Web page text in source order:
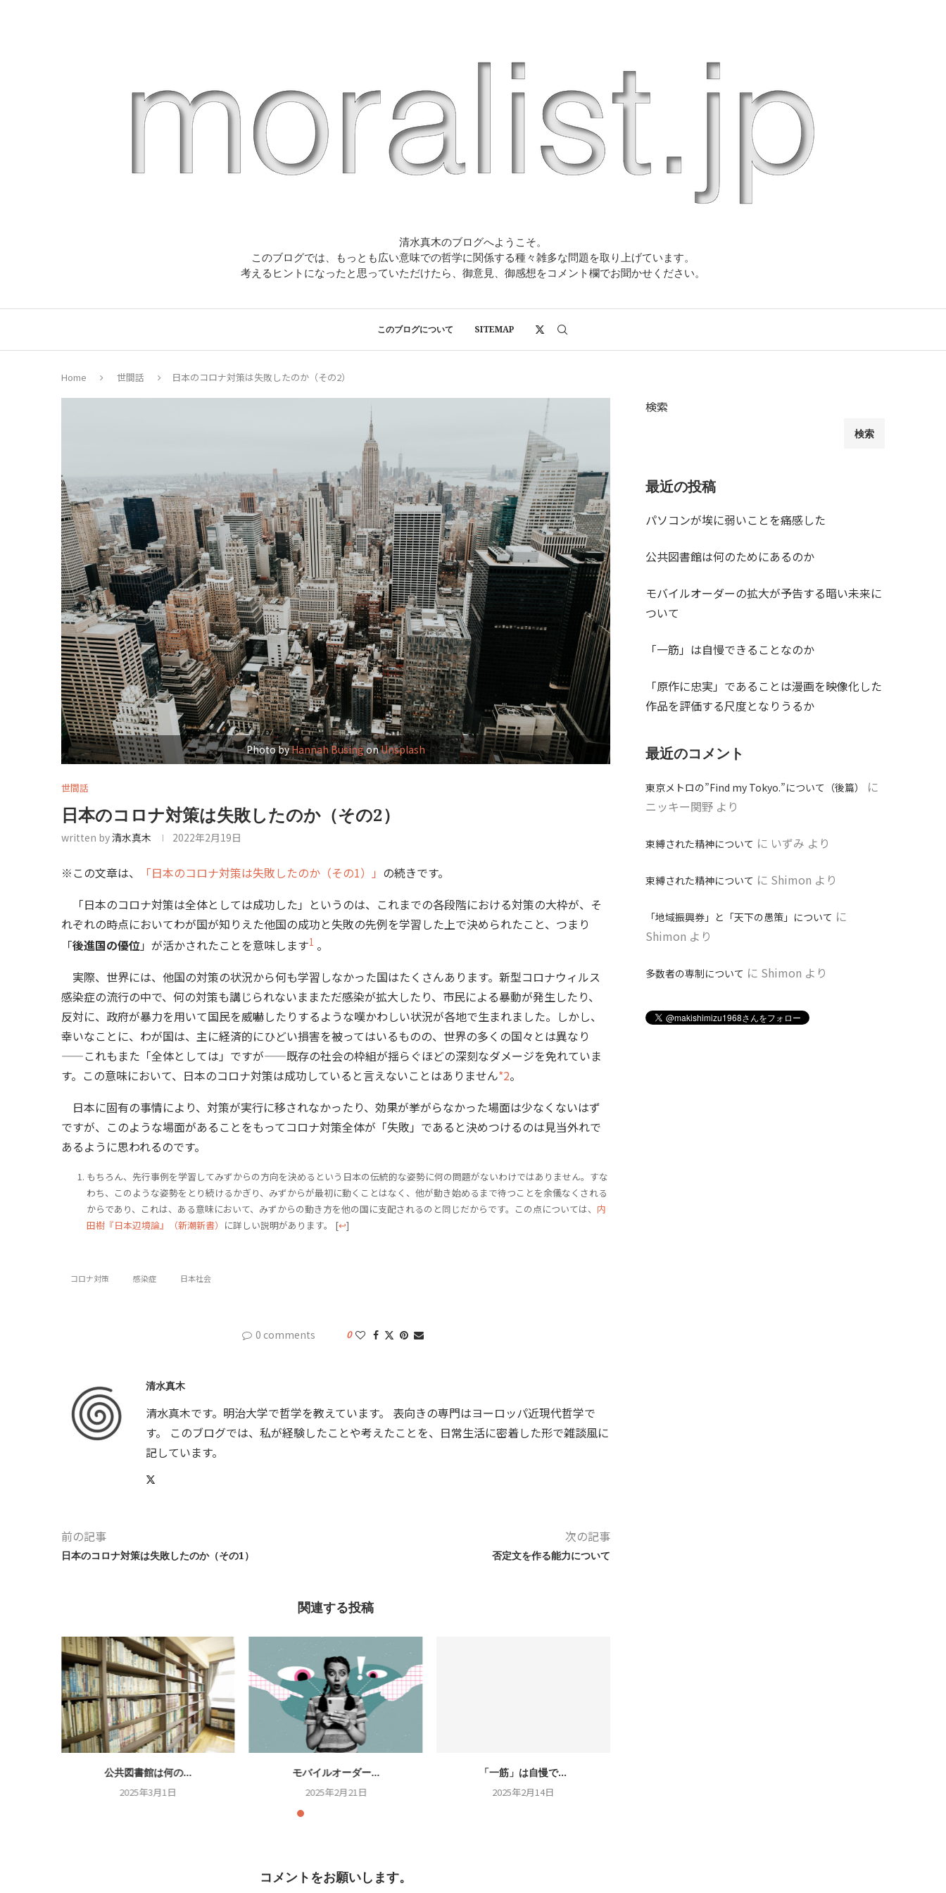
清水真木のブログへようこそ。
このブログでは、もっとも広い意味での哲学に関係する種々雑多な問題を取り上げています。
考えるヒントになったと思っていただけたら、御意見、御感想をコメント欄でお聞かせください。
このブログについて SITEMAP
Home 世間話 日本のコロナ対策は失敗したのか（その2）
Photo byHannah BusingonUnsplash
世間話
日本のコロナ対策は失敗したのか（その2）
written by清水真木 2022年2月19日
※この文章は、 「日本のコロナ対策は失敗したのか（その1）」 の続きです。
「日本のコロナ対策は全体としては成功した」というのは、これまでの各段階における対策の大枠が、そ
れぞれの時点においてわが国が知りえた他国の成功と失敗の先例を学習した上で決められたこと、つまり
「後進国の優位」が活かされたことを意味します1 。
実際、世界には、他国の対策の状況から何も学習しなかった国はたくさんあります。新型コロナウィルス
感染症の流行の中で、何の対策も講じられないままただ感染が拡大したり、市民による暴動が発生したり、
反対に、政府が暴力を用いて国民を威嚇したりするような嘆かわしい状況が各地で生まれました。しかし、
幸いなことに、わが国は、主に経済的にひどい損害を被ってはいるものの、世界の多くの国々とは異なり
——これもまた「全体としては」ですが——既存の社会の枠組が揺らぐほどの深刻なダメージを免れていま
す。この意味において、日本のコロナ対策は成功していると言えないことはありません*2。
日本に固有の事情により、対策が実行に移されなかったり、効果が挙がらなかった場面は少なくないはず
ですが、このような場面があることをもってコロナ対策全体が「失敗」であると決めつけるのは見当外れで
あるように思われるのです。
もちろん、先行事例を学習してみずからの方向を決めるという日本の伝統的な姿勢に何の問題がないわけではありません。すな
わち、このような姿勢をとり続けるかぎり、みずからが最初に動くことはなく、他が動き始めるまで待つことを余儀なくされる
からであり、これは、ある意味において、みずからの動き方を他の国に支配されるのと同じだからです。この点については、 内
田樹『日本辺境論』（新潮新書） に詳しい説明があります。 [↩]
コロナ対策 感染症 日本社会
0 comments 0
清水真木
清水真木です。明治大学で哲学を教えています。 表向きの専門はヨーロッパ近現代哲学で
す。 このブログでは、私が経験したことや考えたことを、日常生活に密着した形で雑談風に
記しています。
前の記事
日本のコロナ対策は失敗したのか（その1）
次の記事
否定文を作る能力について
関連する投稿
公共図書館は何の...
2025年3月1日
モバイルオーダー...
2025年2月21日
「一筋」は自慢で...
2025年2月14日
コメントをお願いします。
検索
検索
最近の投稿
パソコンが埃に弱いことを痛感した
公共図書館は何のためにあるのか
モバイルオーダーの拡大が予告する暗い未来に
ついて
「一筋」は自慢できることなのか
「原作に忠実」であることは漫画を映像化した
作品を評価する尺度となりうるか
最近のコメント
東京メトロの”Find my Tokyo.”について（後篇）
に
ニッキー関野 より
束縛された精神について に いずみ より
束縛された精神について に Shimon より
「地域振興券」と「天下の愚策」について に
Shimon より
多数者の専制について に Shimon より